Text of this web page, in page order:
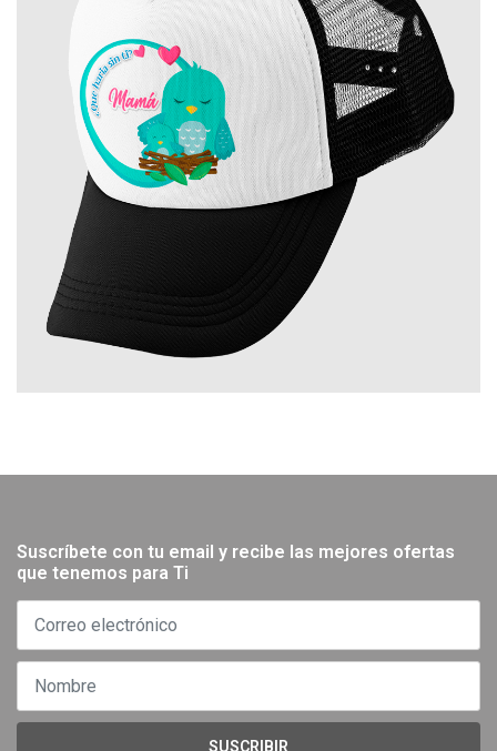
Suscríbete con tu email y recibe las mejores ofertas
que tenemos para Ti
SUSCRIBIR